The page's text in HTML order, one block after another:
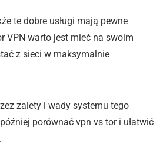
te dobre usługi mają pewne
VPN warto jest mieć na swoim
z sieci w maksymalnie
zalety i wady systemu tego
porównać vpn vs tor i ułatwić